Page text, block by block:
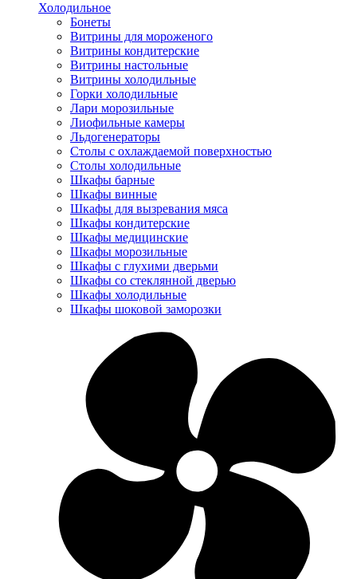
Холодильное
Бонеты
Витрины для мороженого
Витрины кондитерские
Витрины настольные
Витрины холодильные
Горки холодильные
Лари морозильные
Лиофильные камеры
Льдогенераторы
Столы с охлаждаемой поверхностью
Столы холодильные
Шкафы барные
Шкафы винные
Шкафы для вызревания мяса
Шкафы кондитерские
Шкафы медицинские
Шкафы морозильные
Шкафы с глухими дверьми
Шкафы со стеклянной дверью
Шкафы холодильные
Шкафы шоковой заморозки